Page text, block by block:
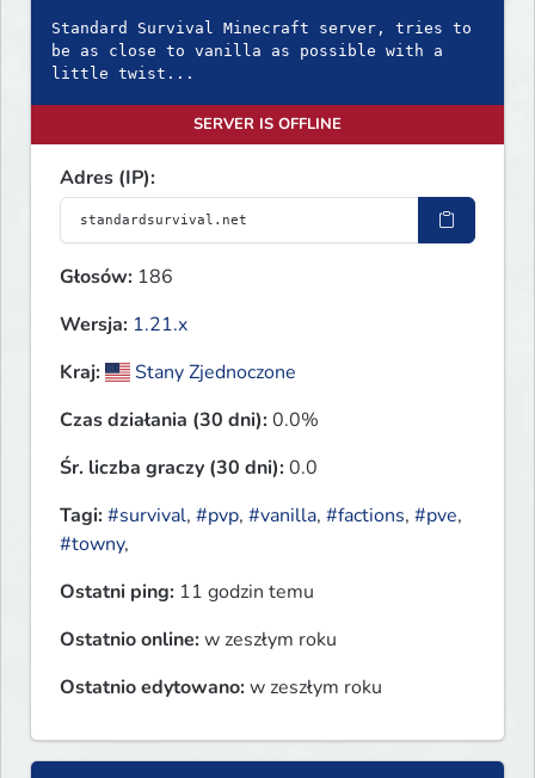
Standard Survival Minecraft server, tries to
be as close to vanilla as possible with a
little twist...
SERVER IS OFFLINE
Adres (IP):
Głosów: 186
Wersja: 1.21.x
Kraj:
Stany Zjednoczone
Czas działania (30 dni):0.0%
Śr. liczba graczy (30 dni):0.0
Tagi:#survival, #pvp, #vanilla, #factions, #pve,
#towny,
Ostatni ping: 11 godzin temu
Ostatnio online:w zeszłym roku
Ostatnio edytowano:w zeszłym roku